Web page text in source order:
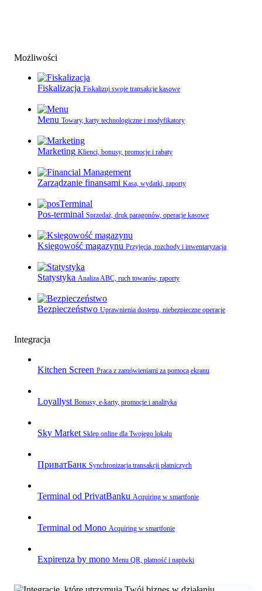
Możliwości
Fiskalizacja Fiskalizuj swoje transakcje kasowe
Menu Towary, karty technologiczne i modyfikatory
Marketing Klienci, bonusy, promocje i rabaty
Zarządzanie finansami Kasa, wydatki, raporty
Pos-terminal Sprzedaż, druk paragonów, operacje kasowe
Księgowość magazynu Przyjęcia, rozchody i inwentaryzacja
Statystyka Analiza ABC, ruch towarów, raporty
Bezpieczeństwo Uprawnienia dostępu, niebezpieczne operacje
Integracja
Kitchen Screen Praca z zamówieniami za pomocą ekranu
Loyallyst Bonusy, e‑karty, promocje i analityka
Sky Market Sklep online dla Twojego lokalu
ПриватБанк Synchronizacja transakcji płatniczych
Terminal od PrivatBanku Acquiring w smartfonie
Terminal od Mono Acquiring w smartfonie
Expirenza by mono Menu QR, płatność i napiwki